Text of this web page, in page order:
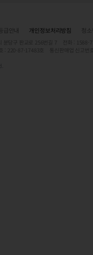
개인정보처리방침